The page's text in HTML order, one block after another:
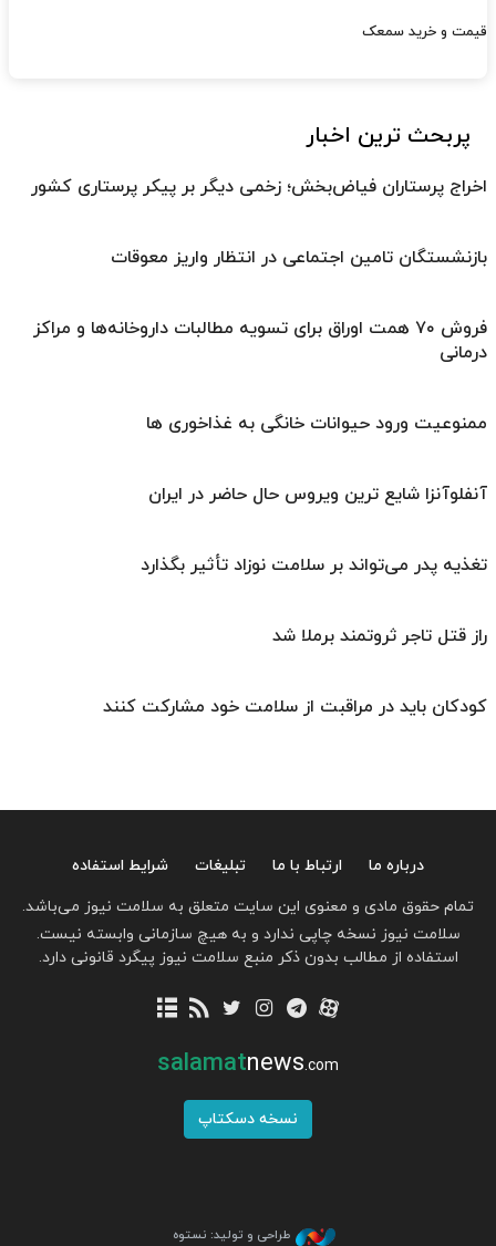
قیمت و خرید سمعک
پربحث ترین اخبار
اخراج پرستاران فیاض‌بخش؛ زخمی دیگر بر پیکر پرستاری کشور
بازنشستگان تامین اجتماعی در انتظار واریز معوقات
فروش ۷۰ همت اوراق برای تسویه مطالبات داروخانه‌ها و مراکز
درمانی
ممنوعیت ورود حیوانات خانگی به غذاخوری ها
آنفلوآنزا شایع ترین ویروس حال حاضر در ایران
تغذیه پدر می‌تواند بر سلامت نوزاد تأثیر بگذارد
راز قتل تاجر ثروتمند برملا شد
کودکان باید در مراقبت از سلامت خود مشارکت کنند
درباره ما ارتباط با ما تبلیغات
شرایط استفاده
تمام حقوق مادی و معنوی این سایت متعلق به سلامت نیوز می‌باشد.
سلامت نیوز نسخه چاپی ندارد و به هیچ سازمانی وابسته نیست.
استفاده از مطالب بدون ذکر منبع سلامت نیوز پیگرد قانونی دارد.
salamatnews.com
نسخه دسکتاپ
طراحی و تولید: نستوه